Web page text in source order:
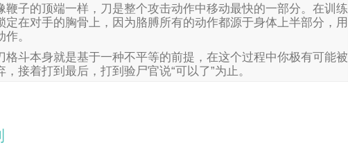
鞭子的顶端一样，刀是整个攻击动作中移动最快的一部分。在训练
定在对手的胸骨上，因为胳膊所有的动作都源于身体上半部分，用
。
格斗本身就是基于一种不平等的前提，在这个过程中你极有可能被
接着打到最后，打到验尸官说“可以了”为止。